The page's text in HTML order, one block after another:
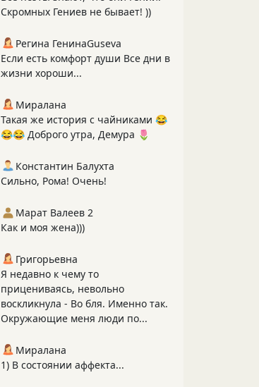
Скромных Гениев не бывает! ))
Регина ГенинаGuseva
Если есть комфорт души Все дни в
жизни хороши...
Миралана
Такая же история с чайниками 😂
😂😂 Доброго утра, Демура 🌷
Константин Балухта
Сильно, Рома! Очень!
Марат Валеев 2
Как и моя жена)))
Григорьевна
Я недавно к чему то
прицениваясь, невольно
воскликнула - Во бля. Именно так.
Окружающие меня люди по...
Миралана
1) В состоянии аффекта...